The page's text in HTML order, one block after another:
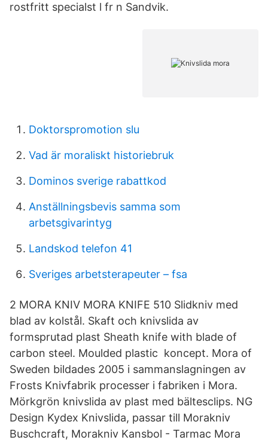
rostfritt specialst l fr n Sandvik.
Doktorspromotion slu
Vad är moraliskt historiebruk
Dominos sverige rabattkod
Anställningsbevis samma som
arbetsgivarintyg
Landskod telefon 41
Sveriges arbetsterapeuter – fsa
2 MORA KNIV MORA KNIFE 510 Slidkniv med
blad av kolstål. Skaft och knivslida av
formsprutad plast Sheath knife with blade of
carbon steel. Moulded plastic koncept. Mora of
Sweden bildades 2005 i sammanslagningen av
Frosts Knivfabrik processer i fabriken i Mora.
Mörkgrön knivslida av plast med bältesclips. NG
Design Kydex Knivslida, passar till Morakniv
Buschcraft, Morakniv Kansbol - Tarmac Mora